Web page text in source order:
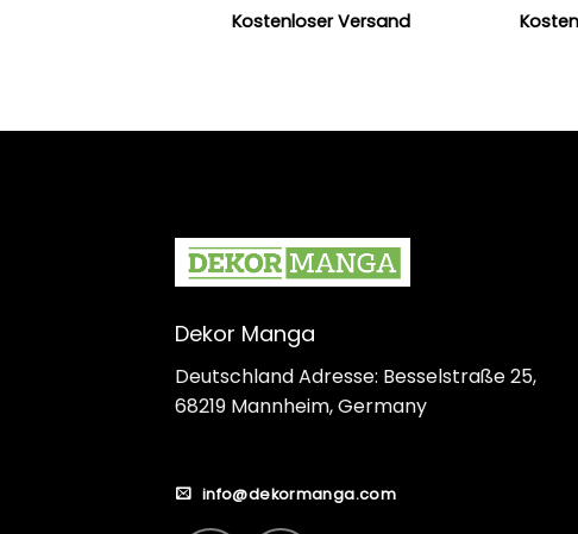
Kostenloser Versand
Dekor Manga
Deutschland Adresse: Besselstraße 25,
68219 Mannheim, Germany
info@dekormanga.com